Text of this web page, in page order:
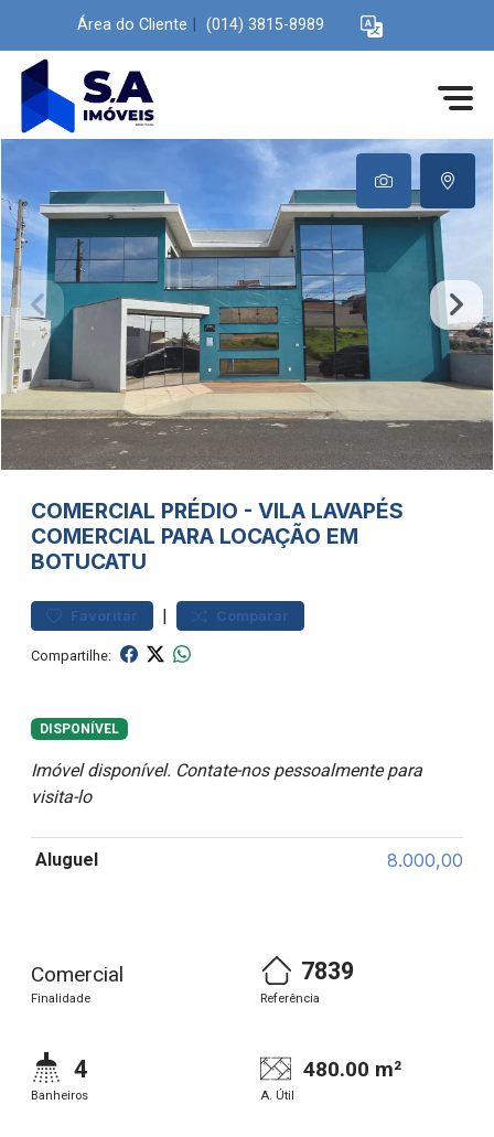
Área do Cliente (014) 3815-8989
COMERCIAL PRÉDIO - VILA LAVAPÉS
COMERCIAL PARA LOCAÇÃO EM
BOTUCATU
Favoritar | Comparar
Compartilhe:
DISPONÍVEL
Imóvel disponível. Contate-nos pessoalmente para
visita-lo
Aluguel 8.000,00
Comercial
Finalidade
7839
Referência
4
Banheiros
480.00 m²
A. Útil